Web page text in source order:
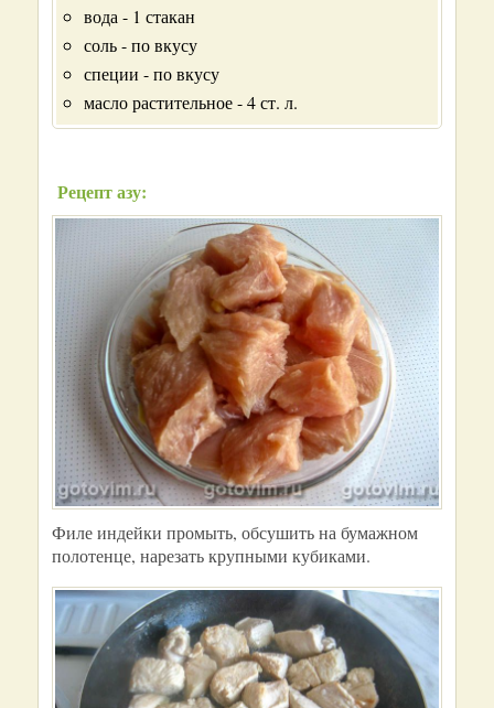
вода - 1 стакан
соль - по вкусу
специи - по вкусу
масло растительное - 4 ст. л.
Рецепт азу:
Филе индейки промыть, обсушить на бумажном
полотенце, нарезать крупными кубиками.